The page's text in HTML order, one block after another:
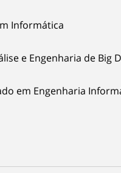
Informática
e Engenharia de Big
em Engenharia